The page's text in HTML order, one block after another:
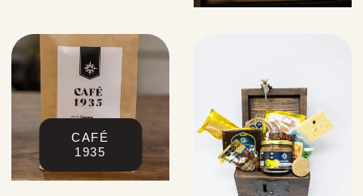
CAFÉ
1935